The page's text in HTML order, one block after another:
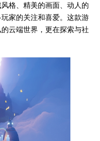
格、精美的画面、动人的
家的关注和喜爱。这款游
云端世界，更在探索与社